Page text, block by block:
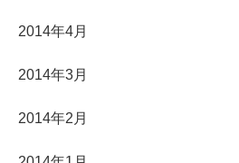
2014年4月
2014年3月
2014年2月